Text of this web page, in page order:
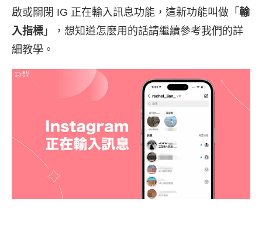
啟或關閉 IG 正在輸入訊息功能，這新功能叫做「 輸
入指標 」，想知道怎麼用的話請繼續參考我們的詳
細教學。